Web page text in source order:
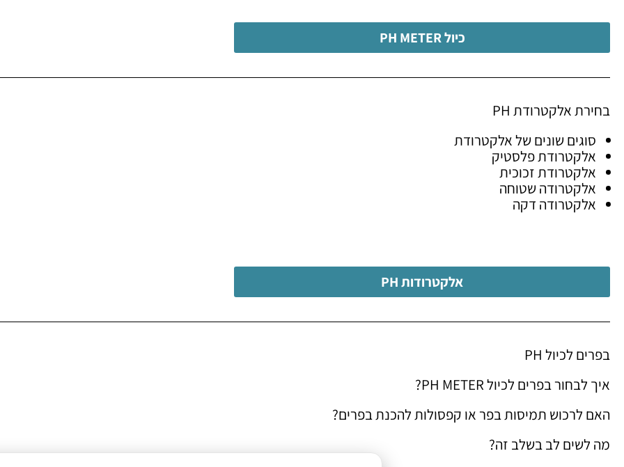
כיול PH METER
בחירת אלקטרודת PH
סוגים שונים של אלקטרודת
אלקטרודת פלסטיק
אלקטרודת זכוכית
אלקטרודה שטוחה
אלקטרודה דקה
אלקטרודות PH
בפרים לכיול PH
איך לבחור בפרים לכיול PH METER?
האם לרכוש תמיסות בפר או קפסולות להכנת בפרים?
מה לשים לב בשלב זה?